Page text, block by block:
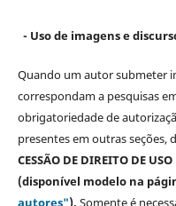
- Uso de imagens e
Quando um autor submeter
correspondam a pesquisas
obrigatoriedade de
presentes em outras seções,
CESSÃO DE DIREITO DE
(disponível modelo na
autores"). Somente é